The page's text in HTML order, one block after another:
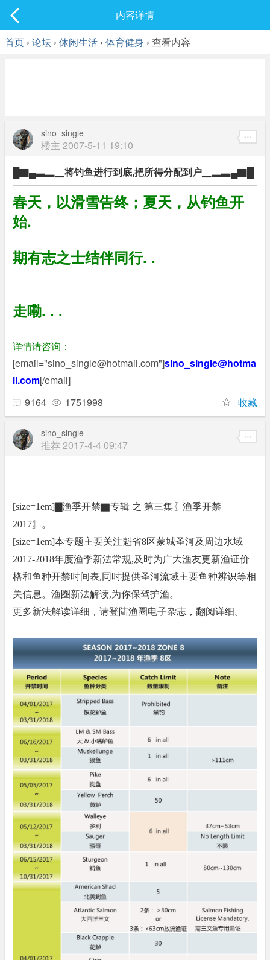
最新发表
内容详情
首页 › 论坛 › 休闲生活 › 体育健身 › 查看内容
sino_single
楼主 2007-5-11 19:10
█▇▄▃▂▁将钓鱼进行到底,把所得分配到户▁▂▃▄▇█
春天，以滑雪告终；夏天，从钓鱼开
始.
期有志之士结伴同行. .
走嘞. . .
详情请咨询：
[email="sino_single@hotmail.com"]sino_single@hotma
il.com[/email]
9164
1751998 收藏
sino_single
推荐 2017-4-4 09:47
[size=1em]▇渔季开禁▇专辑 之 第三集〖渔季开禁
2017〗。
[size=1em]本专题主要关注魁省8区蒙城圣河及周边水域
2017-2018年度渔季新法常规,及时为广大渔友更新渔证价
格和鱼种开禁时间表,同时提供圣河流域主要鱼种辨识等相
关信息。渔圈新法解读,为你保驾护渔。
更多新法解读详细，请登陆渔圈电子杂志，翻阅详细。